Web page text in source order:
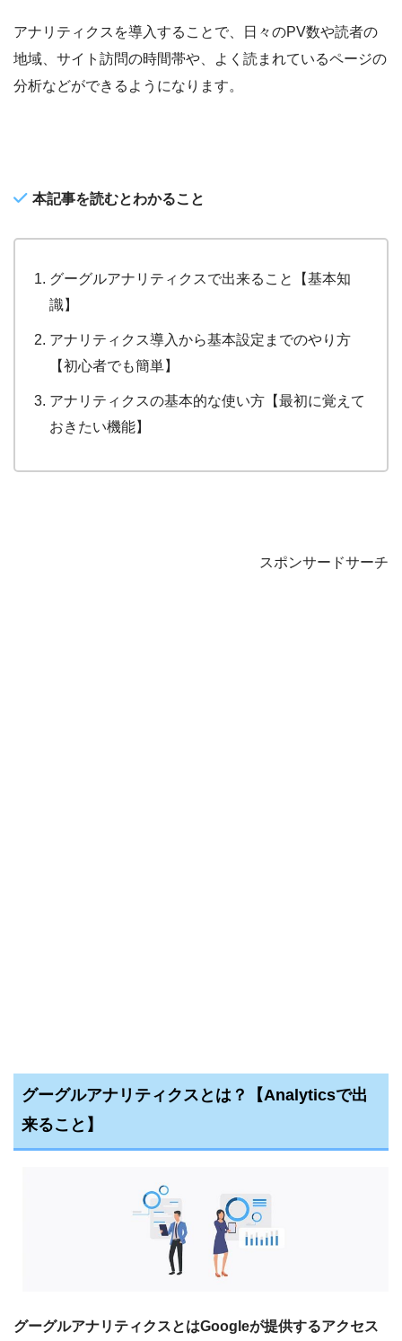
アナリティクスを導入することで、日々のPV数や読者の
地域、サイト訪問の時間帯や、よく読まれているページの
分析などができるようになります。
本記事を読むとわかること
グーグルアナリティクスで出来ること【基本知
識】
アナリティクス導入から基本設定までのやり方
【初心者でも簡単】
アナリティクスの基本的な使い方【最初に覚えて
おきたい機能】
スポンサードサーチ
グーグルアナリティクスとは？【Analyticsで出
来ること】
グーグルアナリティクスとはGoogleが提供するアクセス